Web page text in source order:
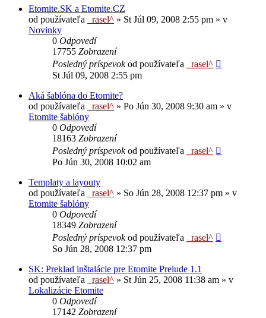
Etomite.SK a Etomite.CZ
od používateľa
_rasel^ » St Júl 09, 2008 2:55 pm » v
Novinky
0 Odpovedí
17755 Zobrazení
Posledný príspevokod používateľa
_rasel^
St Júl 09, 2008 2:55 pm
Aká šablóna do Etomite?
od používateľa
_rasel^ » Po Jún 30, 2008 9:30 am » v
Etomite šablóny
0 Odpovedí
18163 Zobrazení
Posledný príspevokod používateľa
_rasel^
Po Jún 30, 2008 10:02 am
Templaty a layouty
od používateľa
_rasel^ » So Jún 28, 2008 12:37 pm » v
Etomite šablóny
0 Odpovedí
18349 Zobrazení
Posledný príspevokod používateľa
_rasel^
So Jún 28, 2008 12:37 pm
SK: Preklad inštalácie pre Etomite Prelude 1.1
od používateľa
_rasel^ » St Jún 25, 2008 11:38 am » v
Lokalizácie Etomite
0 Odpovedí
17142 Zobrazení